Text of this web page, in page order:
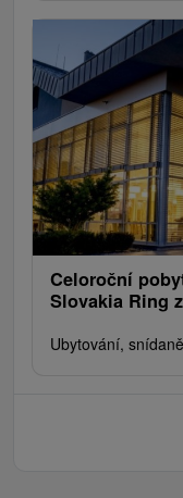
Celoroční
Slovakia Ring
Ubytování,